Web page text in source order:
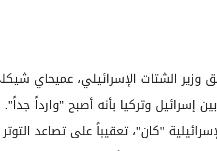
الشتات الإسرائيلي، عميحاي
إسرائيل وتركيا بأنه أصبح "وارداً
"كان"، تعقيباً على تصاعد